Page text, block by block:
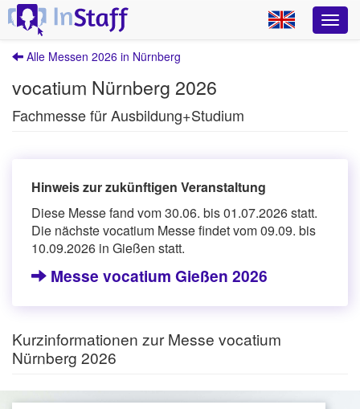
Alle Messen 2026 in Nürnberg
vocatium Nürnberg 2026
Fachmesse für Ausbildung+Studium
Hinweis zur zukünftigen Veranstaltung
Diese Messe fand vom 30.06. bis 01.07.2026 statt.
Die nächste vocatium Messe findet vom 09.09. bis
10.09.2026 in Gießen statt.
Messe vocatium Gießen 2026
Kurzinformationen zur Messe vocatium
Nürnberg 2026